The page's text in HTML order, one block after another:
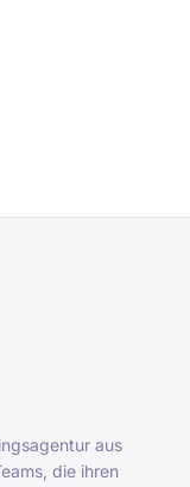
aus
die ihren